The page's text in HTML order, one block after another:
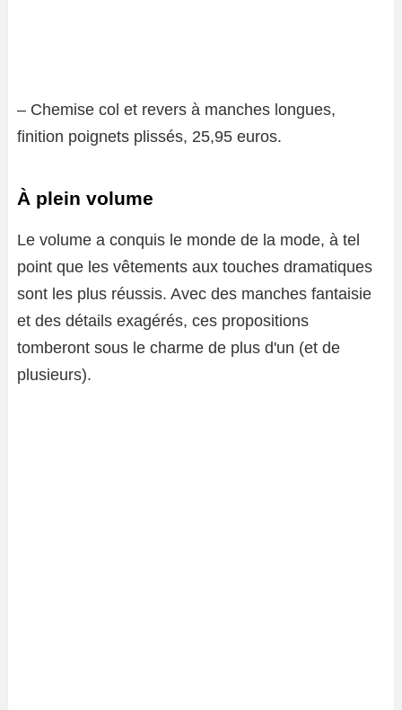
– Chemise col et revers à manches longues,
finition poignets plissés, 25,95 euros.
À plein volume
Le volume a conquis le monde de la mode, à tel
point que les vêtements aux touches dramatiques
sont les plus réussis. Avec des manches fantaisie
et des détails exagérés, ces propositions
tomberont sous le charme de plus d'un (et de
plusieurs).